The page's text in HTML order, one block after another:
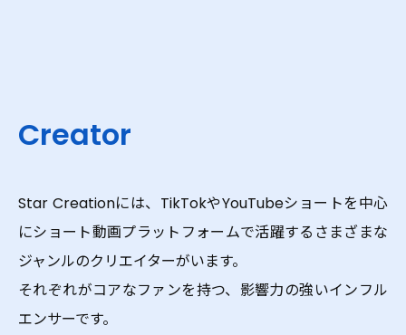
Service
Creators
Works
About
Creator
Star Creationには、TikTokやYouTubeショートを中心
にショート動画プラットフォームで活躍するさまざまな
ジャンルのクリエイターがいます。
それぞれがコアなファンを持つ、影響力の強いインフル
エンサーです。